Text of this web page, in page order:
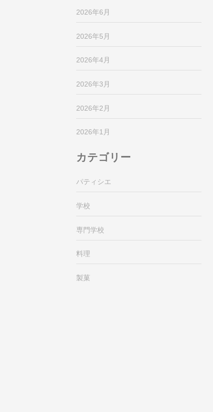
2026年6月
2026年5月
2026年4月
2026年3月
2026年2月
2026年1月
カテゴリー
パティシエ
学校
専門学校
料理
製菓